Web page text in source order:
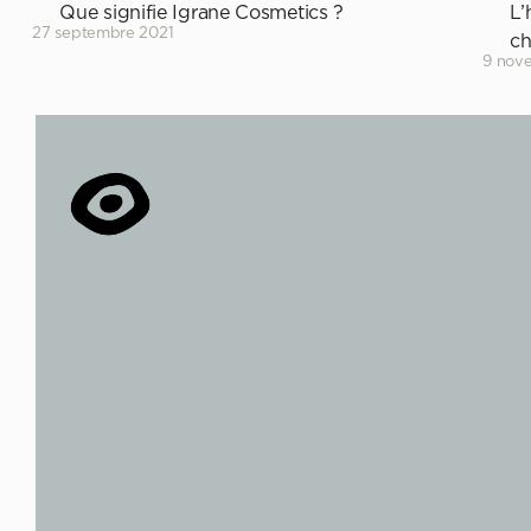
Que signifie Igrane Cosmetics ?
27 septembre 2021
9